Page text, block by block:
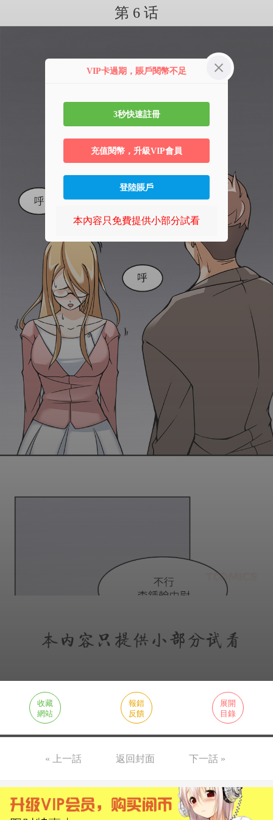
第 6 话
收藏
網站
報錯
反饋
展開
目錄
« 上一話 返回封面 下一話 »
VIP卡過期，賬戶閱幣不足
3秒快速註冊
充值閱幣，升級VIP會員
登陸賬戶
本內容只免費提供小部分試看